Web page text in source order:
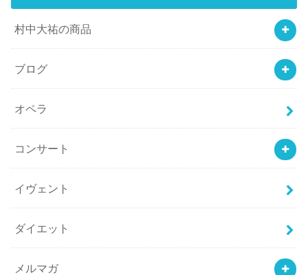
村中大祐の商品
ブログ
オペラ
コンサート
イヴェント
ダイエット
メルマガ